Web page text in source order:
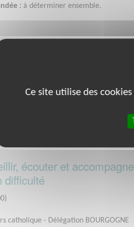
: à déterminer ensemble.
écouter et
difficulté
catholique - Délégation BOURGOGNE
Ce site utilise des